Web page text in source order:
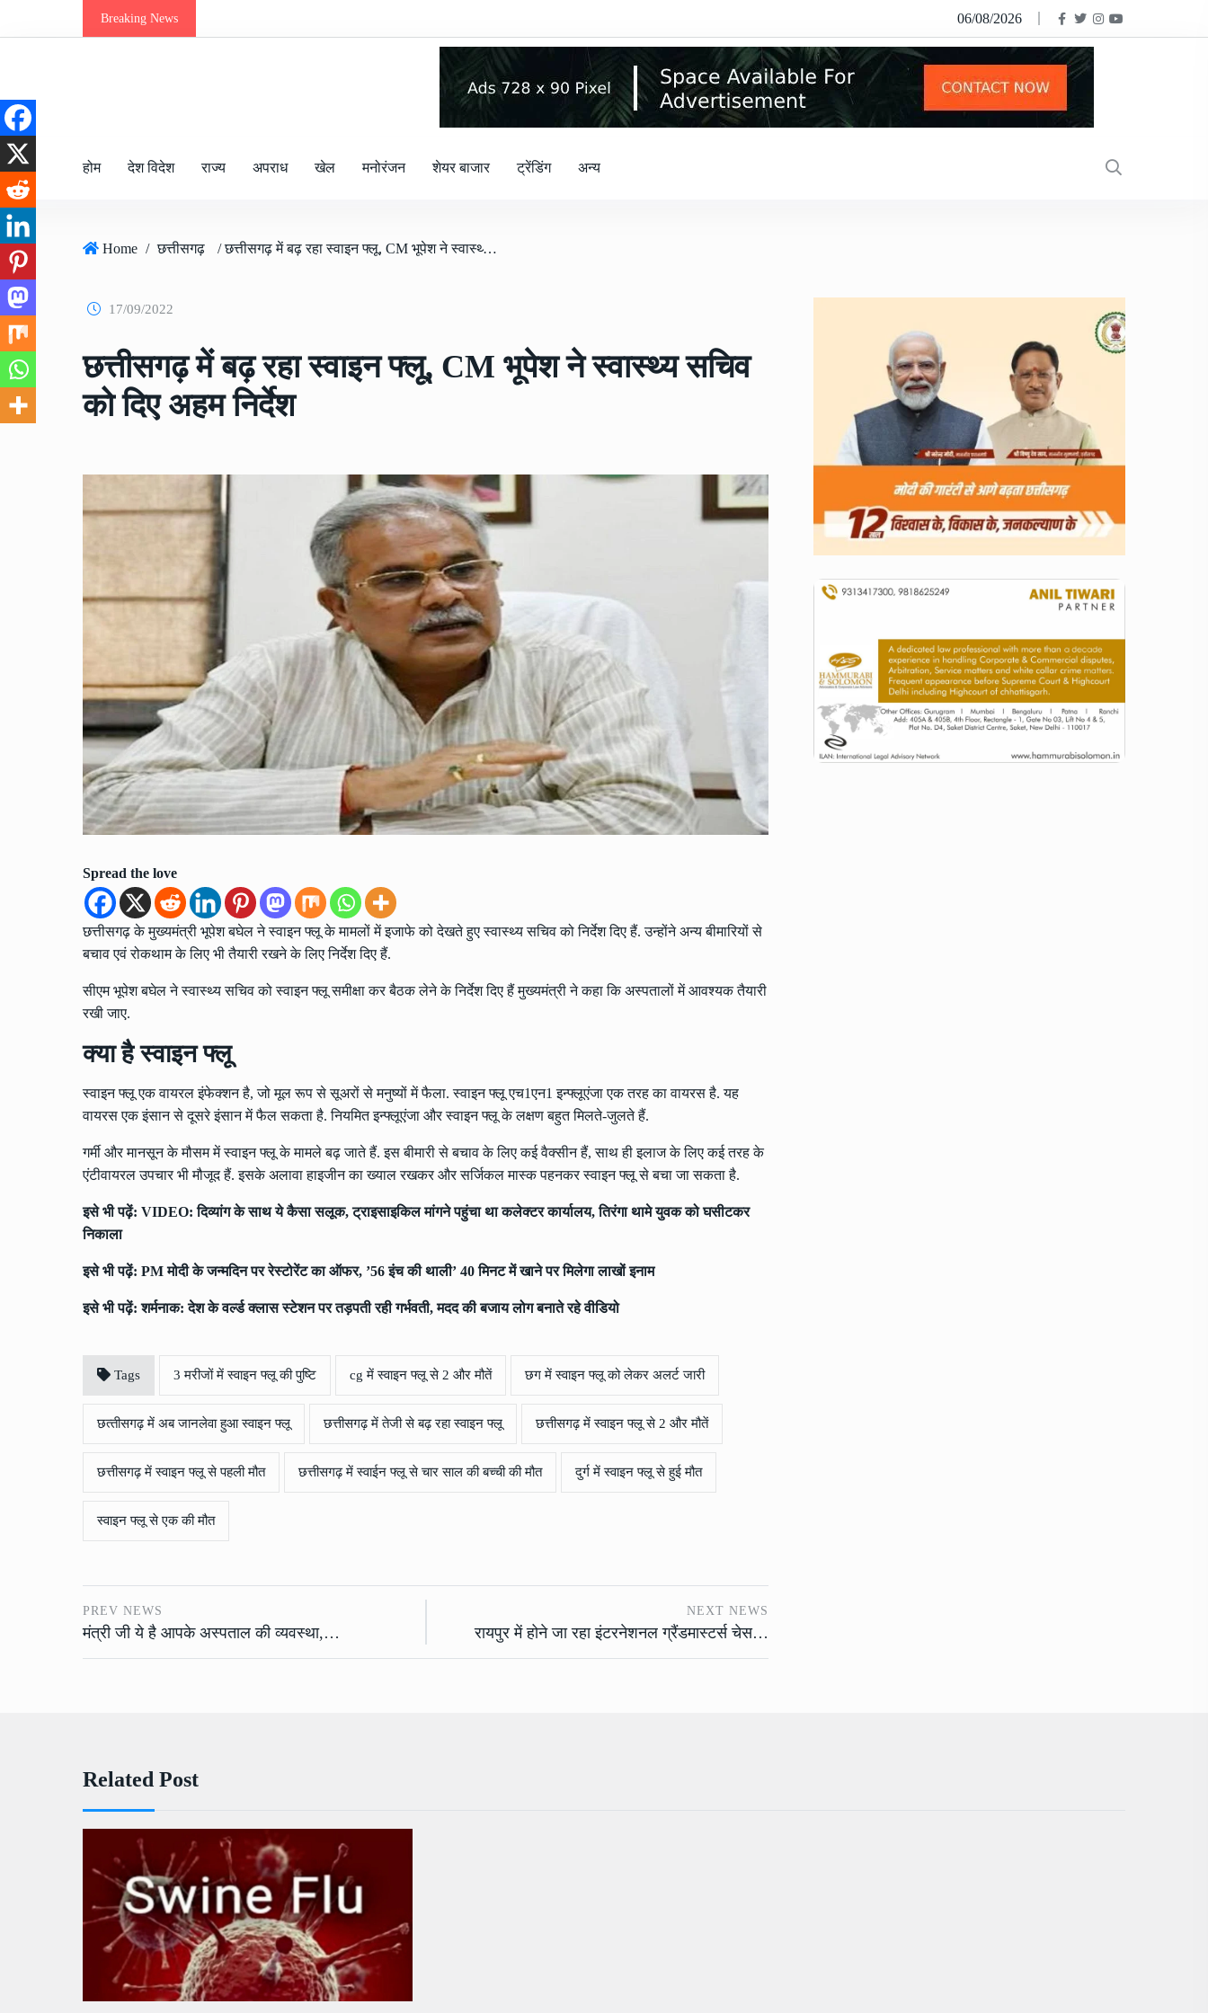
Breaking News 06/08/2026
होम देश विदेश राज्य अपराध खेल मनोरंजन शेयर बाजार ट्रेंडिंग अन्य
Home / छत्तीसगढ़ / छत्तीसगढ़ में बढ़ रहा स्वाइन फ्लू, CM भूपेश ने स्वास्थ्य सचिव को दिए अहम निर्देश
17/09/2022
छत्तीसगढ़ में बढ़ रहा स्वाइन फ्लू, CM भूपेश ने स्वास्थ्य सचिव
को दिए अहम निर्देश
Spread the love
छत्तीसगढ़ के मुख्यमंत्री भूपेश बघेल ने स्वाइन फ्लू के मामलों में इजाफे को देखते हुए स्वास्थ्य सचिव को निर्देश दिए हैं. उन्होंने अन्य बीमारियों से
बचाव एवं रोकथाम के लिए भी तैयारी रखने के लिए निर्देश दिए हैं.
सीएम भूपेश बघेल ने स्वास्थ्य सचिव को स्वाइन फ्लू समीक्षा कर बैठक लेने के निर्देश दिए हैं मुख्यमंत्री ने कहा कि अस्पतालों में आवश्यक तैयारी
रखी जाए.
क्या है स्वाइन फ्लू
स्वाइन फ्लू एक वायरल इंफेक्शन है, जो मूल रूप से सूअरों से मनुष्यों में फैला. स्वाइन फ्लू एच1एन1 इन्फ्लूएंजा एक तरह का वायरस है. यह
वायरस एक इंसान से दूसरे इंसान में फैल सकता है. नियमित इन्फ्लूएंजा और स्वाइन फ्लू के लक्षण बहुत मिलते-जुलते हैं.
गर्मी और मानसून के मौसम में स्वाइन फ्लू के मामले बढ़ जाते हैं. इस बीमारी से बचाव के लिए कई वैक्सीन हैं, साथ ही इलाज के लिए कई तरह के
एंटीवायरल उपचार भी मौजूद हैं. इसके अलावा हाइजीन का ख्याल रखकर और सर्जिकल मास्क पहनकर स्वाइन फ्लू से बचा जा सकता है.
इसे भी पढ़ें: VIDEO: दिव्यांग के साथ ये कैसा सलूक, ट्राइसाइकिल मांगने पहुंचा था कलेक्टर कार्यालय, तिरंगा थामे युवक को घसीटकर
निकाला
इसे भी पढ़ें: PM मोदी के जन्मदिन पर रेस्टोरेंट का ऑफर, ’56 इंच की थाली’ 40 मिनट में खाने पर मिलेगा लाखों इनाम
इसे भी पढ़ें:शर्मनाक: देश के वर्ल्ड क्लास स्टेशन पर तड़पती रही गर्भवती, मदद की बजाय लोग बनाते रहे वीडियो
Tags 3 मरीजों में स्वाइन फ्लू की पुष्टि cg में स्वाइन फ्लू से 2 और मौतें छग में स्वाइन फ्लू को लेकर अलर्ट जारी
छत्‍तीसगढ़ में अब जानलेवा हुआ स्वाइन फ्लू छत्तीसगढ़ में तेजी से बढ़ रहा स्वाइन फ्लू छत्तीसगढ़ में स्वाइन फ्लू से 2 और मौतें
छत्तीसगढ़ में स्वाइन फ्लू से पहली मौत छत्तीसगढ़ में स्वाईन फ्लू से चार साल की बच्ची की मौत दुर्ग में स्वाइन फ्लू से हुई मौत
स्वाइन फ्लू से एक की मौत
PREV NEWS
मंत्री जी ये है आपके अस्पताल की व्यवस्था,…
NEXT NEWS
रायपुर में होने जा रहा इंटरनेशनल ग्रैंडमास्टर्स चेस…
Related Post